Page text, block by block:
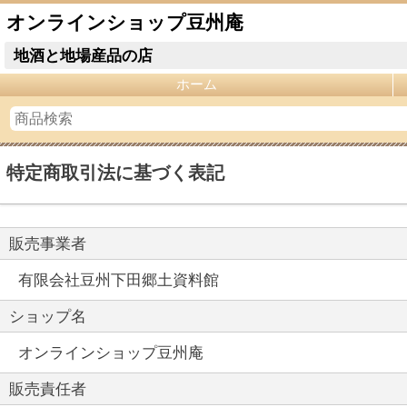
オンラインショップ豆州庵
地酒と地場産品の店
ホーム
特定商取引法に基づく表記
販売事業者
有限会社豆州下田郷土資料館
ショップ名
オンラインショップ豆州庵
販売責任者